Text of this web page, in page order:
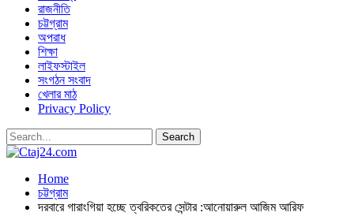
রাজনীতি
চট্টগ্রাম
অপরাধ
শিক্ষা
লাইফস্টাইল
সংগঠন সংবাদ
খেলার মাঠ
Privacy Policy
Home
চট্টগ্রাম
দরবারে গারাংগিয়া হচ্ছে ত্বরিকতের সেন্টার :আনোয়ারুল আজিম আরিফ